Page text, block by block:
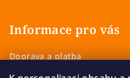
Informace pro vás
Doprava a platba